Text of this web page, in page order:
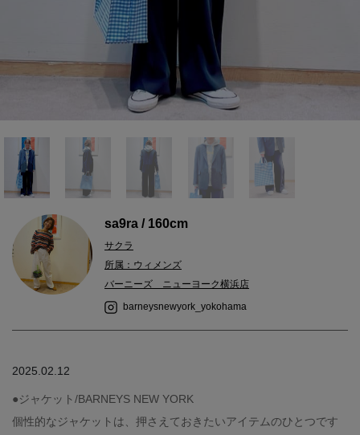
sa9ra / 160cm
サクラ
所属：ウィメンズ
バーニーズ ニューヨーク横浜店
barneysnewyork_yokohama
2025.02.12
●ジャケット/BARNEYS NEW YORK
個性的なジャケットは、押さえておきたいアイテムのひとつです